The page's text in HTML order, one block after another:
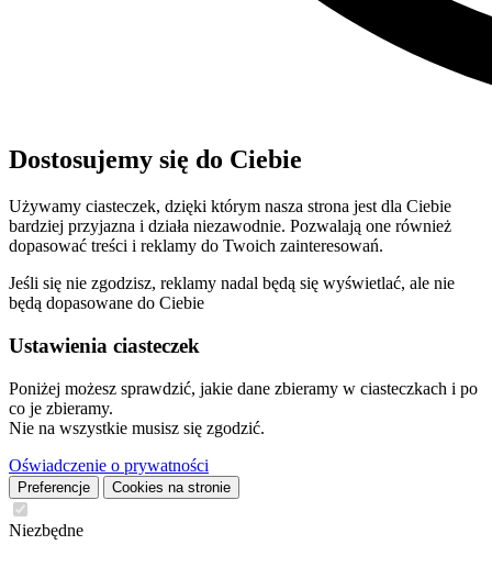
Dostosujemy się do Ciebie
Używamy ciasteczek, dzięki którym nasza strona jest dla Ciebie
bardziej przyjazna i działa niezawodnie. Pozwalają one również
dopasować treści i reklamy do Twoich zainteresowań.
Jeśli się nie zgodzisz, reklamy nadal będą się wyświetlać, ale nie
będą dopasowane do Ciebie
Ustawienia ciasteczek
Poniżej możesz sprawdzić, jakie dane zbieramy w ciasteczkach i po
co je zbieramy.
Nie na wszystkie musisz się zgodzić.
Oświadczenie o prywatności
Preferencje Cookies na stronie
Niezbędne